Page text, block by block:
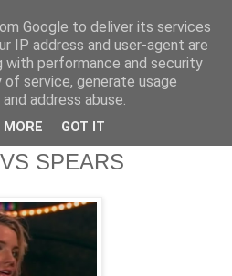
documental de
SPEARS
Google to deliver its services
IP address and user-agent are
with performance and security
service, generate usage
address abuse.
MORE GOT IT